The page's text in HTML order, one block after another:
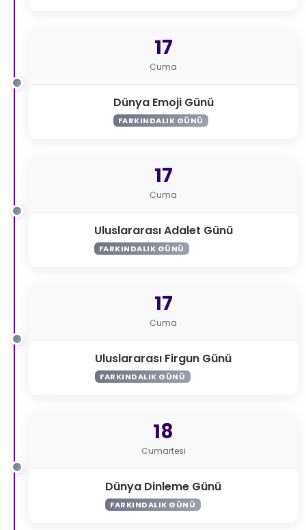
17
Cuma
Dünya Emoji Günü
FARKINDALIK GÜNÜ
17
Cuma
Uluslararası Adalet Günü
FARKINDALIK GÜNÜ
17
Cuma
Uluslararası Firgun Günü
FARKINDALIK GÜNÜ
18
Cumartesi
Dünya Dinleme Günü
FARKINDALIK GÜNÜ